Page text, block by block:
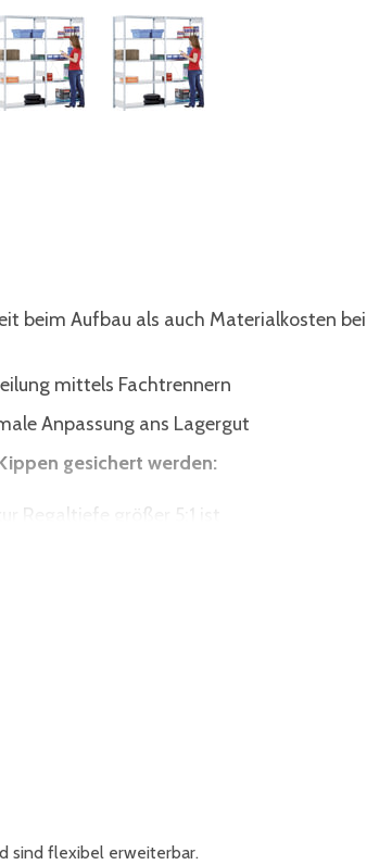
beim Aufbau als auch Materialkosten bei
mittels Fachtrennern
Anpassung ans Lagergut
gesichert werden:
Regaltiefe größer 5:1 ist
und Regale mit Leitern eingesetzt
sind flexibel erweiterbar.